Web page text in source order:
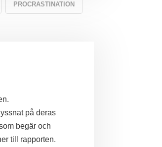
PROCRASTINATION
på deras
begär och
till rapporten.